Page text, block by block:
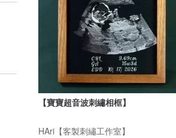
【寶寶超音波刺繡相框】
HAri【客製刺繡工作室】